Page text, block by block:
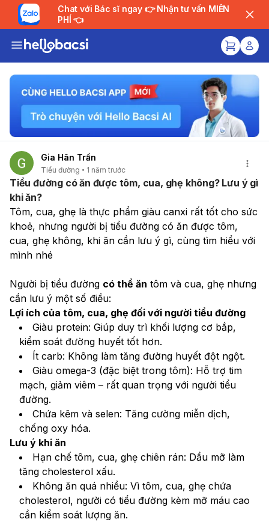
Chat với Bác sĩ ngay 👉 Nhận tư vấn MIỄN
PHÍ 👈
Gia Hân Trần
Tiểu đường 1 năm trước
Tiểu đường có ăn được tôm, cua, ghẹ không? Lưu ý gì
khi ăn?
Tôm, cua, ghẹ là thực phẩm giàu canxi rất tốt cho sức
khoẻ, nhưng người bị tiểu đường có ăn được tôm,
cua, ghẹ không, khi ăn cần lưu ý gì, cùng tìm hiểu với
mình nhé
Người bị tiểu đường có thể ăn tôm và cua, ghẹ nhưng
cần lưu ý một số điều:
Lợi ích của tôm, cua, ghẹ đối với người tiểu đường
Giàu protein: Giúp duy trì khối lượng cơ bắp,
kiểm soát đường huyết tốt hơn.
Ít carb: Không làm tăng đường huyết đột ngột.
Giàu omega-3 (đặc biệt trong tôm): Hỗ trợ tim
mạch, giảm viêm – rất quan trọng với người tiểu
đường.
Chứa kẽm và selen: Tăng cường miễn dịch,
chống oxy hóa.
Lưu ý khi ăn
Hạn chế tôm, cua, ghẹ chiên rán: Dầu mỡ làm
tăng cholesterol xấu.
Không ăn quá nhiều: Vì tôm, cua, ghẹ chứa
cholesterol, người có tiểu đường kèm mỡ máu cao
cần kiểm soát lượng ăn.